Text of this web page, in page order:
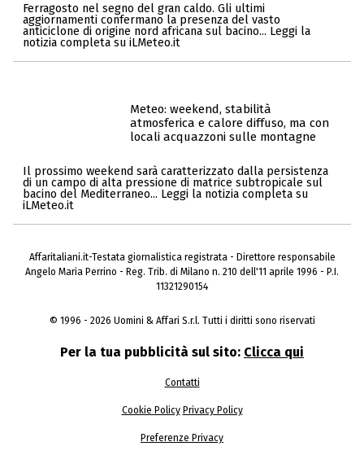
Ferragosto nel segno del gran caldo. Gli ultimi
aggiornamenti confermano la presenza del vasto
anticiclone di origine nord africana sul bacino... Leggi la
notizia completa su iLMeteo.it
Meteo: weekend, stabilità
atmosferica e calore diffuso, ma con
locali acquazzoni sulle montagne
Il prossimo weekend sarà caratterizzato dalla persistenza
di un campo di alta pressione di matrice subtropicale sul
bacino del Mediterraneo... Leggi la notizia completa su
iLMeteo.it
Affaritaliani.it-Testata giornalistica registrata - Direttore responsabile
Angelo Maria Perrino - Reg. Trib. di Milano n. 210 dell'11 aprile 1996 - P.I.
11321290154
© 1996 - 2026 Uomini & Affari S.r.l. Tutti i diritti sono riservati
Per la tua pubblicità sul sito: Clicca qui
Contatti
Cookie Policy Privacy Policy
Preferenze Privacy